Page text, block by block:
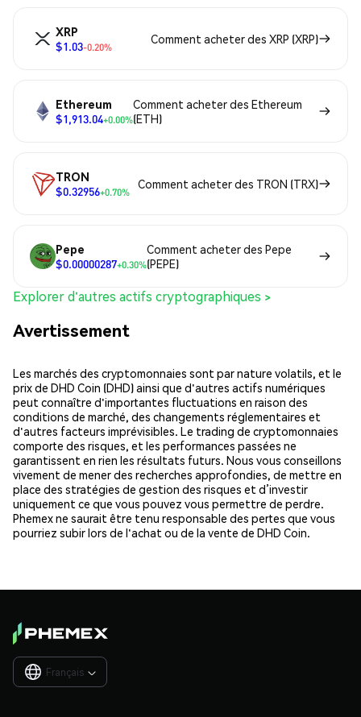
XRP
$1.03-0.20%
Comment acheter des XRP (XRP)
Ethereum
$1,913.04+0.00%
Comment acheter des Ethereum
(ETH)
TRON
$0.32956+0.70%
Comment acheter des TRON (TRX)
Pepe
$0.00000287+0.30%
Comment acheter des Pepe
(PEPE)
Explorer d'autres actifs cryptographiques >
Avertissement
Les marchés des cryptomonnaies sont par nature volatils, et le
prix de DHD Coin (DHD) ainsi que d'autres actifs numériques
peut connaître d'importantes fluctuations en raison des
conditions de marché, des changements réglementaires et
d'autres facteurs imprévisibles. Le trading de cryptomonnaies
comporte des risques, et les performances passées ne
garantissent en rien les résultats futurs. Nous vous conseillons
vivement de mener des recherches approfondies, de mettre en
place des stratégies de gestion des risques et d’investir
uniquement ce que vous pouvez vous permettre de perdre.
Phemex ne saurait être tenu responsable des pertes que vous
pourriez subir lors de l'achat ou de la vente de DHD Coin.
Français 